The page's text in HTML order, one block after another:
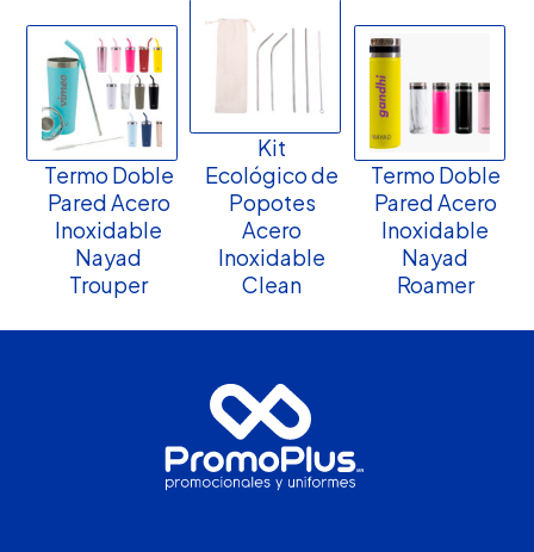
Termo Doble
Pared Acero
Inoxidable
Nayad
Trouper
Kit
Ecológico de
Popotes
Acero
Inoxidable
Clean
Termo Doble
Pared Acero
Inoxidable
Nayad
Roamer